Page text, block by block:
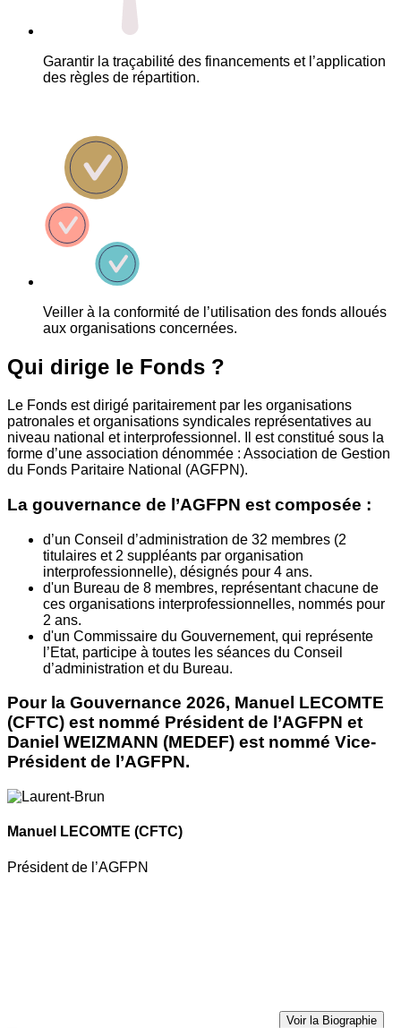
Garantir la traçabilité des financements et l’application
des règles de répartition.
Veiller à la conformité de l’utilisation des fonds alloués
aux organisations concernées.
Qui dirige le Fonds ?
Le Fonds est dirigé paritairement par les organisations
patronales et organisations syndicales représentatives au
niveau national et interprofessionnel. Il est constitué sous la
forme d’une association dénommée : Association de Gestion
du Fonds Paritaire National (AGFPN).
La gouvernance de l’AGFPN est composée :
d’un Conseil d’administration de 32 membres (2
titulaires et 2 suppléants par organisation
interprofessionnelle), désignés pour 4 ans.
d'un Bureau de 8 membres, représentant chacune de
ces organisations interprofessionnelles, nommés pour
2 ans.
d'un Commissaire du Gouvernement, qui représente
l’Etat, participe à toutes les séances du Conseil
d’administration et du Bureau.
Pour la Gouvernance 2026, Manuel LECOMTE
(CFTC) est nommé Président de l’AGFPN et
Daniel WEIZMANN (MEDEF) est nommé Vice-
Président de l’AGFPN.
Manuel LECOMTE (CFTC)
Président de l’AGFPN
Voir la Biographie